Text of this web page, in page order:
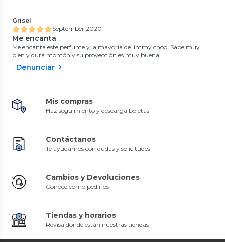
Grisel
September 2020
Me encanta
Me encanta este perfume y la mayoría de jimmy choo. Sabe muy
bien y dura montón y su proyección es muy buena.
Denunciar
Mis compras
Haz seguimiento y descarga boletas
Contáctanos
Te ayudamos con dudas y solicitudes
Cambios y Devoluciones
Conoce cómo pedirlos
Tiendas y horarios
Revisa dónde están nuestras tiendas